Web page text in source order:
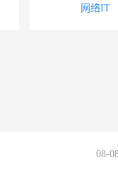
网络IT
08-